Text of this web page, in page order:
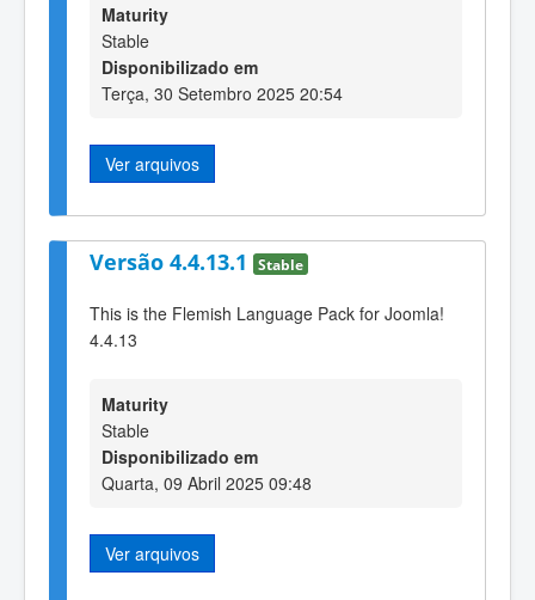
Maturity
Stable
Disponibilizado em
Terça, 30 Setembro 2025 20:54
Ver arquivos
Versão 4.4.13.1 Stable
This is the Flemish Language Pack for Joomla!
4.4.13
Maturity
Stable
Disponibilizado em
Quarta, 09 Abril 2025 09:48
Ver arquivos